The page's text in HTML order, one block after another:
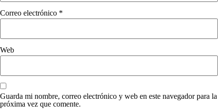
Correo electrónico *
Web
Guarda mi nombre, correo electrónico y web en este navegador para la
próxima vez que comente.